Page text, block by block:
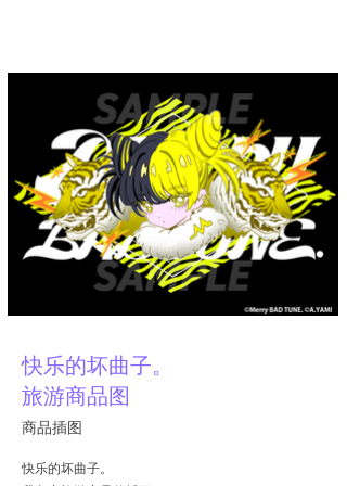
快乐的坏曲子。
旅游商品图
商品插图
快乐的坏曲子。